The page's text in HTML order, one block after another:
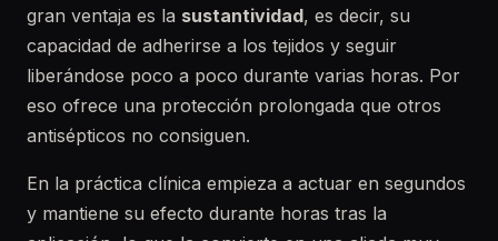
gran ventaja es la sustantividad, es decir, su
capacidad de adherirse a los tejidos y seguir
liberándose poco a poco durante varias horas. Por
eso ofrece una protección prolongada que otros
antisépticos no consiguen.
En la práctica clínica empieza a actuar en segundos
y mantiene su efecto durante horas tras la